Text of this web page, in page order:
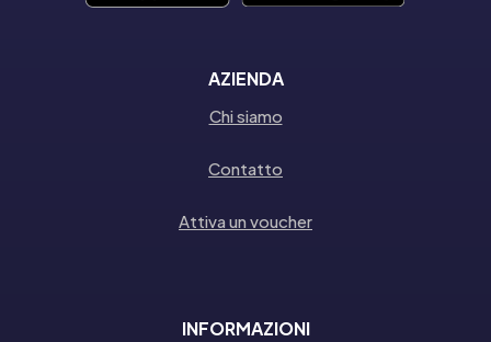
AZIENDA
Chi siamo
Contatto
Attiva un voucher
INFORMAZIONI